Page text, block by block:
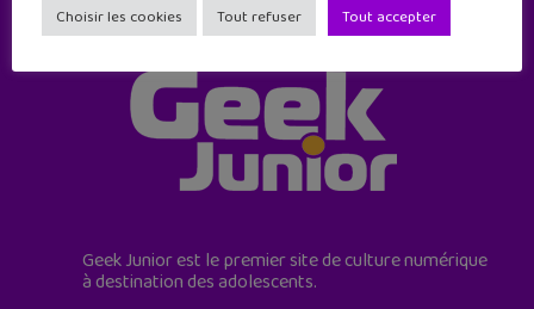
Geek Junior est le premier site de culture numérique
à destination des adolescents.
Choisir les cookies Tout refuser Tout accepter